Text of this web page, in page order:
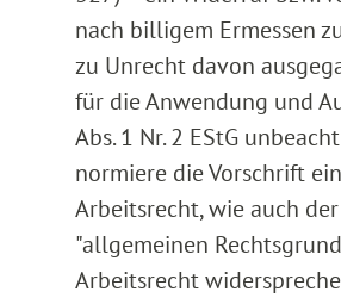
nach billigem Ermessen
zu Unrecht davon
für die Anwendung und
Abs. 1 Nr. 2 EStG
normiere die Vorschrift
Arbeitsrecht, wie auch
"allgemeinen
Arbeitsrecht